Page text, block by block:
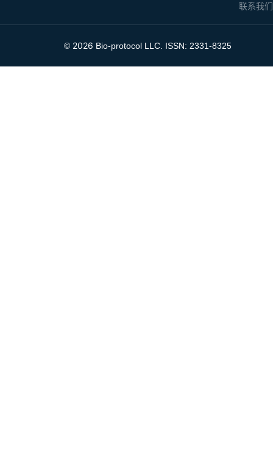
联系我们
© 2026 Bio-protocol LLC. ISSN: 2331-8325